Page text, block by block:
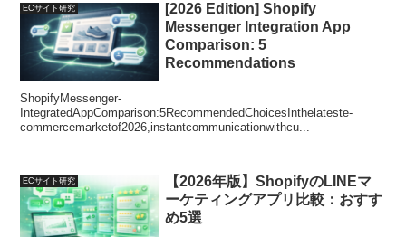
ECサイト研究
[2026 Edition] Shopify
Messenger Integration App
Comparison: 5
Recommendations
ShopifyMessenger-
IntegratedAppComparison:5RecommendedChoicesInthelateste-
commercemarketof2026,instantcommunicationwithcu...
ECサイト研究
【2026年版】ShopifyのLINEマ
ーケティングアプリ比較：おすす
め5選